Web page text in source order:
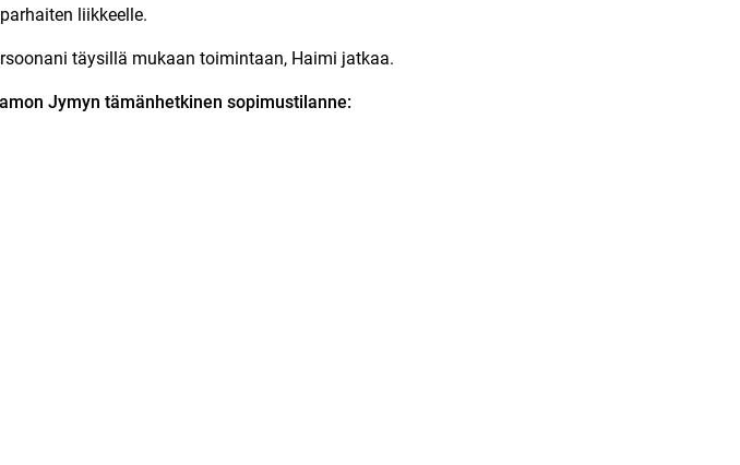
liikkeelle.
täysillä mukaan toimintaan, Haimi jatkaa.
Jymyn tämänhetkinen sopimustilanne: